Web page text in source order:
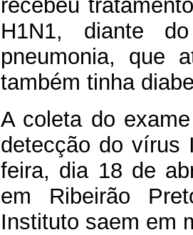
recebeu
H1N1, diante
pneumonia, que
também tinha
A coleta do
detecção do vírus
feira, dia 18 de
em Ribeirão
Instituto saem em